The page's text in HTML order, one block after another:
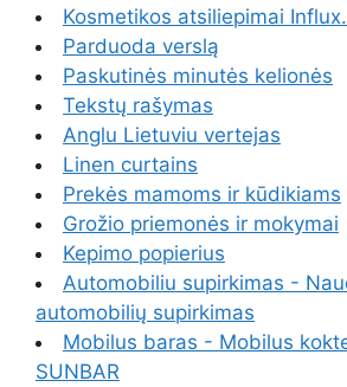
Kosmetikos atsiliepimai
Parduoda verslą
Paskutinės minutės kelionės
Tekstų rašymas
Anglu Lietuviu vertejas
Linen curtains
Prekės mamoms ir kūdikiams
Grožio priemonės ir mokymai
Kepimo popierius
Automobiliu supirkimas -
automobilių supirkimas
Mobilus baras - Mobilus
SUNBAR